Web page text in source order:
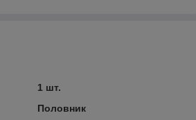
1 шт.
Половник